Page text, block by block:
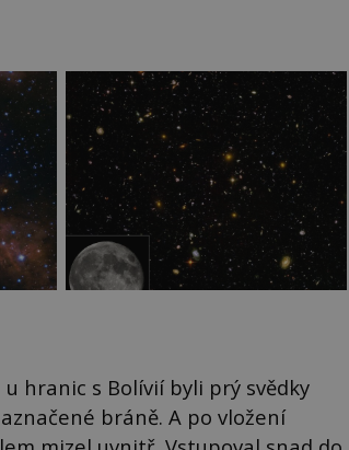
hranic s Bolívií byli prý svědky
bráně. A po vložení